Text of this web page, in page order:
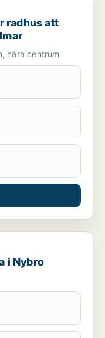
hyra i Mörbylånga
radhus att
nära centrum
i Nybro